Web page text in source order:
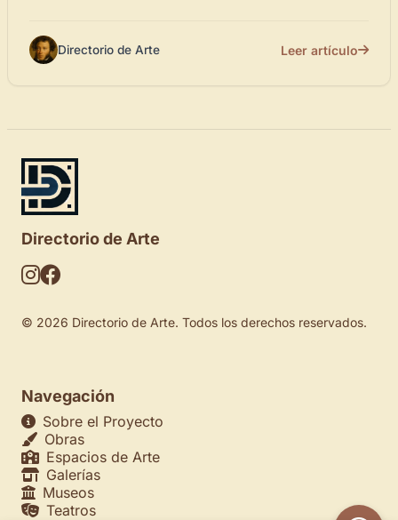
Directorio de Arte Leer artículo
Directorio de Arte
© 2026 Directorio de Arte. Todos los derechos reservados.
Navegación
Sobre el Proyecto
Obras
Espacios de Arte
Galerías
Museos
Teatros